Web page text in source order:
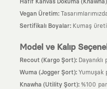
Hafif Kanvas Dokuma (Knawha)
Vegan Üretim:
Sertifikalı Boyalar: Kumaş
Model ve Kalıp
Recout (Kargo Şort):
Wuma (Jogger Şort): Yumuşak
Knawha (Utility Şort): %100